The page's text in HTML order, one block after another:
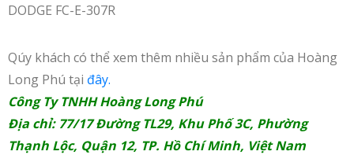
DODGE FC-E-307R
Qúy khách có thể xem thêm nhiều sản phẩm của Hoàng
Long Phú tại đây.
Công Ty TNHH Hoàng Long Phú
Địa chỉ: 77/17 Đường TL29, Khu Phố 3C, Phường
Thạnh Lộc, Quận 12, TP. Hồ Chí Minh, Việt Nam